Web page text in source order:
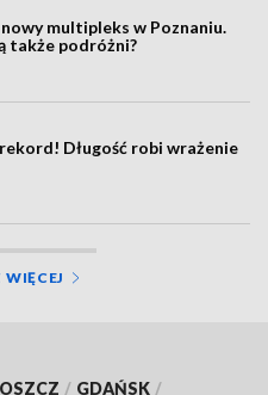
multipleks w Poznaniu.
także podróżni?
Długość robi wrażenie
/ GDAŃSK /